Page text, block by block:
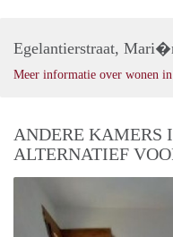
Egelantierstraat,
Meer informatie over wonen
ANDERE KAMERS
ALTERNATIEF